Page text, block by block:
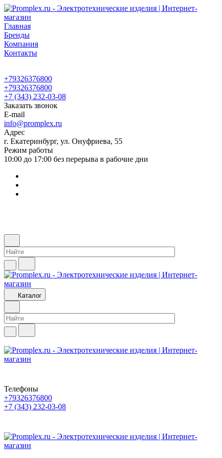
Главная
Бренды
Компания
Контакты
+79326376800
+79326376800
+7 (343) 232-03-08
Заказать звонок
E-mail
info@promplex.ru
Адрес
г. Екатеринбург, ул. Онуфриева, 55
Режим работы
10:00 до 17:00 без перерыва в рабочие дни
Каталог
Телефоны
+79326376800
+7 (343) 232-03-08